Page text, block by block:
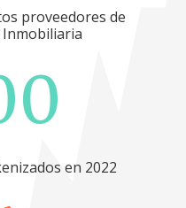
proveedores de
en 2022